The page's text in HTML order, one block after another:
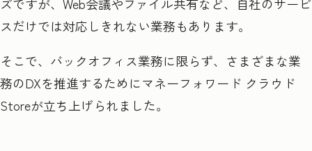
スだけでは対応しきれない業務もあります。
そこで、バックオフィス業務に限らず、さまざまな業
務のDXを推進するためにマネーフォワード クラウド
Storeが立ち上げられました。